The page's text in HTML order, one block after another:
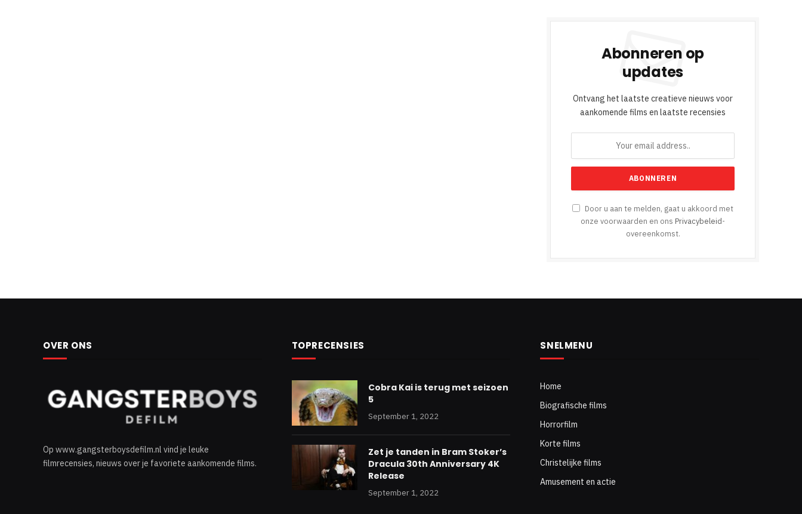
Abonneren op
updates
Ontvang het laatste creatieve nieuws voor
aankomende films en laatste recensies
Door u aan te melden, gaat u akkoord met
onze voorwaarden en ons Privacybeleid-
overeenkomst.
OVER ONS
Op www.gangsterboysdefilm.nl vind je leuke
filmrecensies, nieuws over je favoriete aankomende films.
TOPRECENSIES
Cobra Kai is terug met seizoen
5
September 1, 2022
Zet je tanden in Bram Stoker’s
Dracula 30th Anniversary 4K
Release
September 1, 2022
SNELMENU
Home
Biografische films
Horrorfilm
Korte films
Christelijke films
Amusement en actie